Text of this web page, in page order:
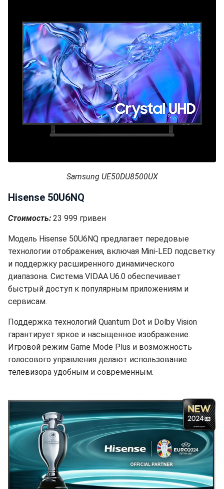
Samsung UE50DU8500UX
Hisense 50U6NQ
Стоимость: 23 999 гривен
Модель Hisense 50U6NQ предлагает передовые
технологии отображения, включая Mini-LED подсветку
и поддержку расширенного динамического
диапазона. Система VIDAA U6.0 обеспечивает
быстрый доступ к популярным приложениям и
сервисам.
Поддержка технологий Quantum Dot и Dolby Vision
гарантирует яркое и насыщенное изображение.
Игровой режим Game Mode Plus и возможность
голосового управления делают использование
телевизора удобным и современным.